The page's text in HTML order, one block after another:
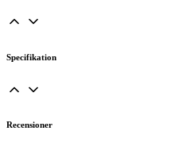
Specifikation
Recensioner